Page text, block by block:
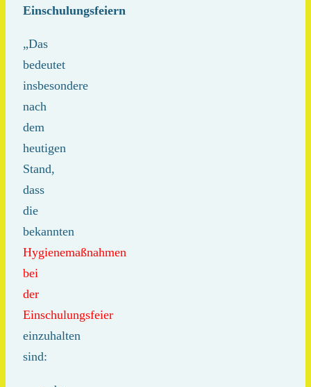
Einschulungsfeiern
„Das
bedeutet
insbesondere
nach
dem
heutigen
Stand,
dass
die
bekannten
Hygienemaßnahmen
bei
der
Einschulungsfeier
einzuhalten
sind: